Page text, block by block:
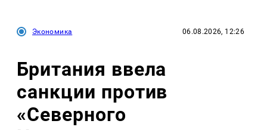
Экономика 06.08.2026, 12:26
Британия ввела
санкции против
«Северного